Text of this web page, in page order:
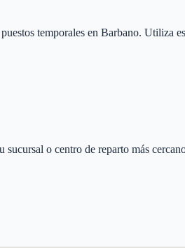
temporales en Barbano. Utiliza
sucursal o centro de reparto más